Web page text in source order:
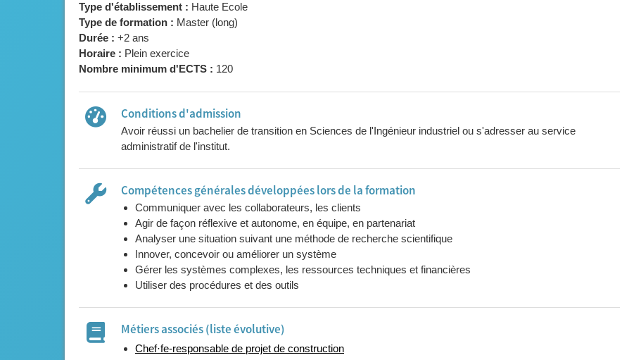
Type d'établissement : Haute Ecole
Type de formation : Master (long)
Durée : +2 ans
Horaire : Plein exercice
Nombre minimum d'ECTS : 120
Conditions d'admission
Avoir réussi un bachelier de transition en Sciences de l'Ingénieur industriel ou s'adresser au service
administratif de l'institut.
Compétences générales développées lors de la formation
Communiquer avec les collaborateurs, les clients
Agir de façon réflexive et autonome, en équipe, en partenariat
Analyser une situation suivant une méthode de recherche scientifique
Innover, concevoir ou améliorer un système
Gérer les systèmes complexes, les ressources techniques et financières
Utiliser des procédures et des outils
Métiers associés (liste évolutive)
Chef·fe-responsable de projet de construction